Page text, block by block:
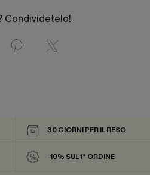
Condividetelo!
30 GIORNI PER IL RESO
-10% SUL 1° ORDINE